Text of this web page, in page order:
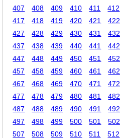
407
408 409 410 411 412
417
418 419 420 421 422
427
428 429 430 431 432
437
438 439 440 441 442
447
448 449 450 451 452
457
458 459 460 461 462
467
468 469 470 471 472
477
478 479 480 481 482
487
488 489 490 491 492
497
498 499 500 501 502
507
508 509 510 511 512